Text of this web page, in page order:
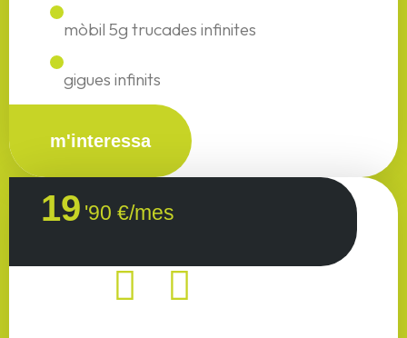
mòbil 5g trucades infinites
gigues infinits
m'interessa
19 '90 €/mes